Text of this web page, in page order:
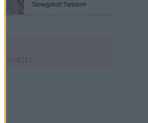
Támogatott Tartalom